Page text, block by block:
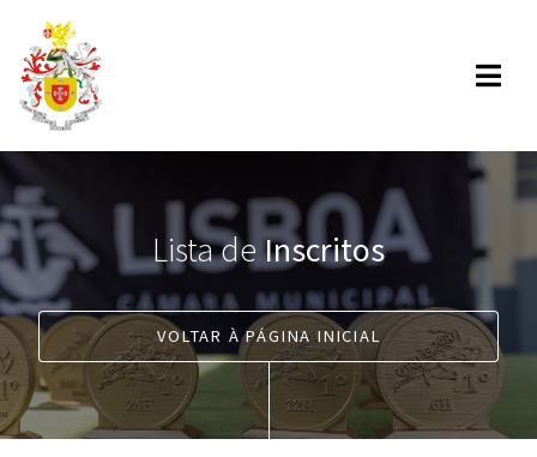
Lista deInscritos
VOLTAR À PÁGINA INICIAL